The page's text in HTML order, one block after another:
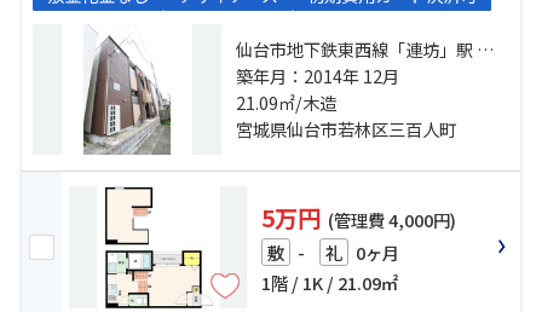
仙台市地下鉄東西線「連坊」駅 徒
歩8分 仙台市営南北線「河原町」
駅 徒歩11分 仙台市営南北線「愛宕
橋」駅 徒歩14分
築年月：2014年 12月
21.09㎡/木造
宮城県仙台市若林区三百人町
5万円 (管理費 4,000円)
敷 - 礼 0ヶ月
1階 / 1K / 21.09㎡